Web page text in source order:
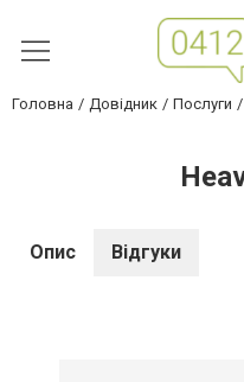
Головна Довідник Послуги
Опис Відгуки